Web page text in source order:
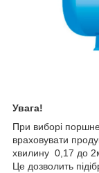
Увага!
При виборі
враховувати
хвилину 0,17 до
Це дозволить